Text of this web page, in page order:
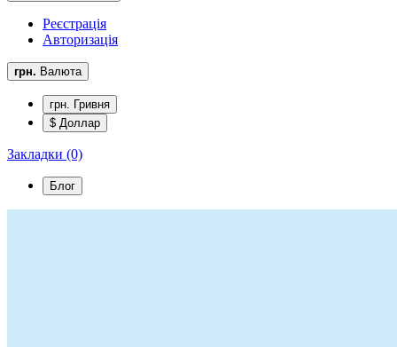
Реєстрація
Авторизація
грн. Валюта
грн. Гривня
$ Доллар
Закладки (0)
Блог